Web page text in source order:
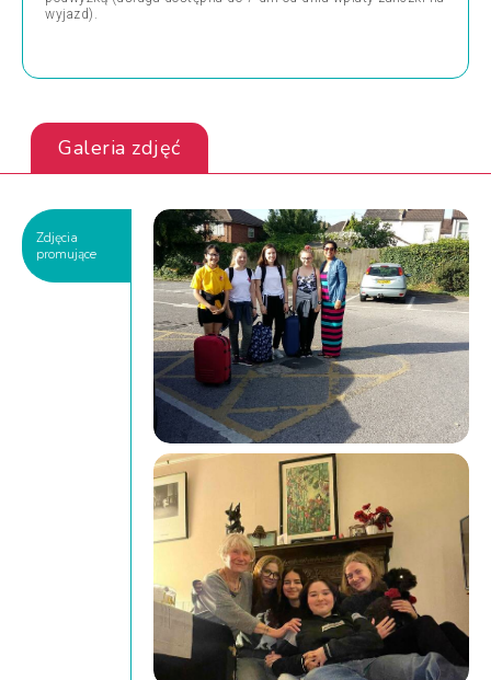
wyjazd).
Galeria zdjęć
Zdjęcia
promujące